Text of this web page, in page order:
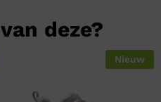
deze?
Nieuw